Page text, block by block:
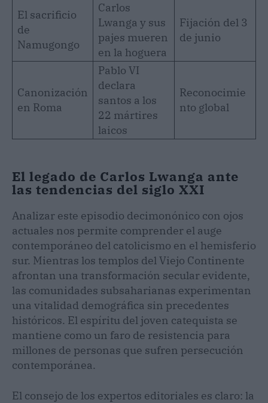
El sacrificio
de
Namugongo
Carlos
Lwanga y sus
pajes mueren
en la hoguera
Fijación del 3
de junio
Canonización
en Roma
Pablo VI
declara
santos a los
22 mártires
laicos
Reconocimie
nto global
El legado de Carlos Lwanga ante
las tendencias del siglo XXI
Analizar este episodio decimonónico con ojos
actuales nos permite comprender el auge
contemporáneo del catolicismo en el hemisferio
sur. Mientras los templos del Viejo Continente
afrontan una transformación secular evidente,
las comunidades subsaharianas experimentan
una vitalidad demográfica sin precedentes
históricos. El espíritu del joven catequista se
mantiene como un faro de resistencia para
millones de personas que sufren persecución
contemporánea.
El consejo de los expertos editoriales es claro: la